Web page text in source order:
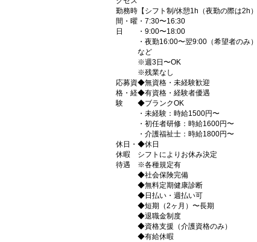
勤務時
間・曜
日
【シフト制/休憩1h（夜勤の際は2h）
・7:30〜16:30
・9:00〜18:00
・夜勤16:00〜翌9:00（希望者のみ）
など
※週3日〜OK
※残業なし
応募資
格・経
験
◆無資格・未経験歓迎
◆有資格・経験者優遇
◆ブランクOK
・未経験：時給1500円〜
・初任者研修：時給1600円〜
・介護福祉士：時給1800円〜
休日・
休暇
◆休日
シフトによりお休み決定
待遇
※各種規定有
◆社会保険完備
◆無料定期健康診断
◆日払い・週払い可
◆短期（2ヶ月）〜長期
◆退職金制度
◆資格支援（介護資格のみ）
◆有給休暇